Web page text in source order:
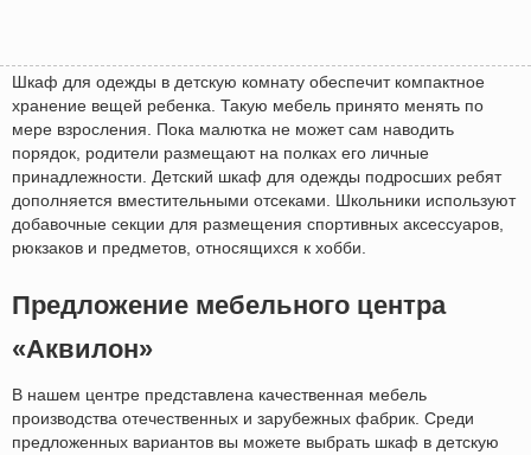
Шкаф для одежды в детскую комнату обеспечит компактное
хранение вещей ребенка. Такую мебель принято менять по
мере взросления. Пока малютка не может сам наводить
порядок, родители размещают на полках его личные
принадлежности. Детский шкаф для одежды подросших ребят
дополняется вместительными отсеками. Школьники используют
добавочные секции для размещения спортивных аксессуаров,
рюкзаков и предметов, относящихся к хобби.
Предложение мебельного центра
«Аквилон»
В нашем центре представлена качественная мебель
производства отечественных и зарубежных фабрик. Среди
предложенных вариантов вы можете выбрать шкаф в детскую